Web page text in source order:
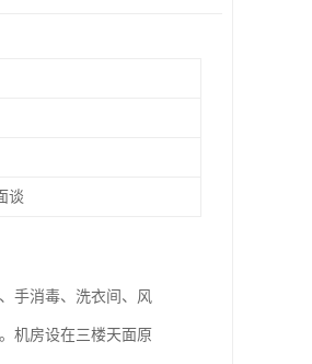
谈
手消毒、洗衣间、风
机房设在三楼天面原